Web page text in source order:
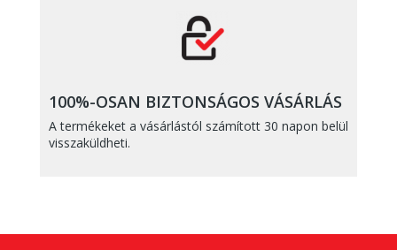
100%-OSAN BIZTONSÁGOS VÁSÁRLÁS
A termékeket a vásárlástól számított 30 napon belül
visszaküldheti.